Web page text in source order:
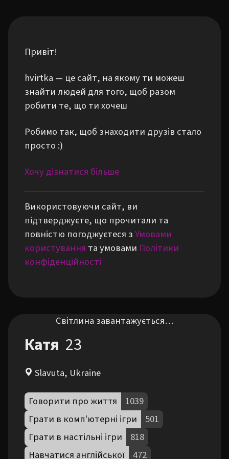
Привіт!
hvirtka — це сайт, на якому ти можеш
знайти людей для того, щоб разом
робити те, що ти хочеш
Робимо так, щоб знаходити друзів стало
просто :)
Хочу дізнатися більше
Використовуючи сайт, ви
підтверджуєте, що прочитали та
повністю погоджуєтеся зУмовами
користування та умовами Політики
конфіденційності
Світлина завантажується…
Катя 23
Slavuta, Ukraine
Говорити про життя
1039
Грати в комп'ютерні ігри
501
Грати в настільні ігри
818
Навчатися англійської
472